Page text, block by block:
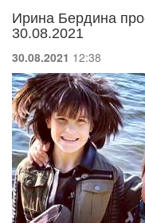
Ирина Бердина
30.08.2021
30.08.2021 12:38